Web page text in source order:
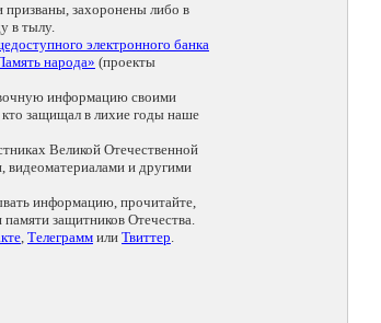
захоронены либо в
в тылу.
электронного банка
народа» (проекты
информацию своими
защищал в лихие годы наше
Великой Отечественной
и другими
информацию, прочитайте,
защитников Отечества.
, Телеграмм или Твиттер.